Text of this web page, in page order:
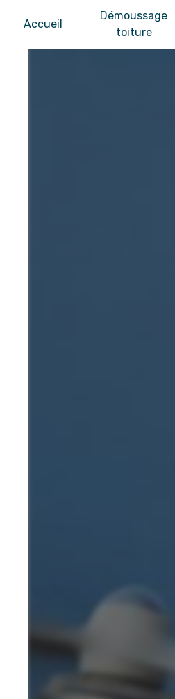
Accueil
Démoussage
toiture
Panneau de gestion des cookies